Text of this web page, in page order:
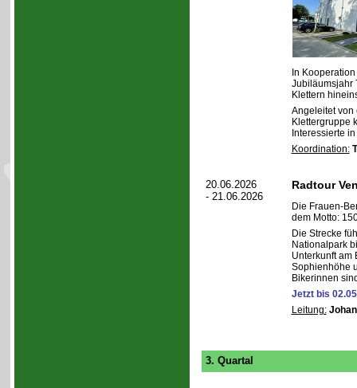
In
Jubiläumsjahr
Klettern
Angeleitet von
Klettergruppe
Interessierte
Koordination:
20.06.2026
- 21.06.2026
Radtour
Die Frauen-
dem Motto:
Die Strecke
Nationalpark
Unterkunft am
Sophienhöhe
Bikerinnen
Jetzt bis
Leitung:
3. Quartal